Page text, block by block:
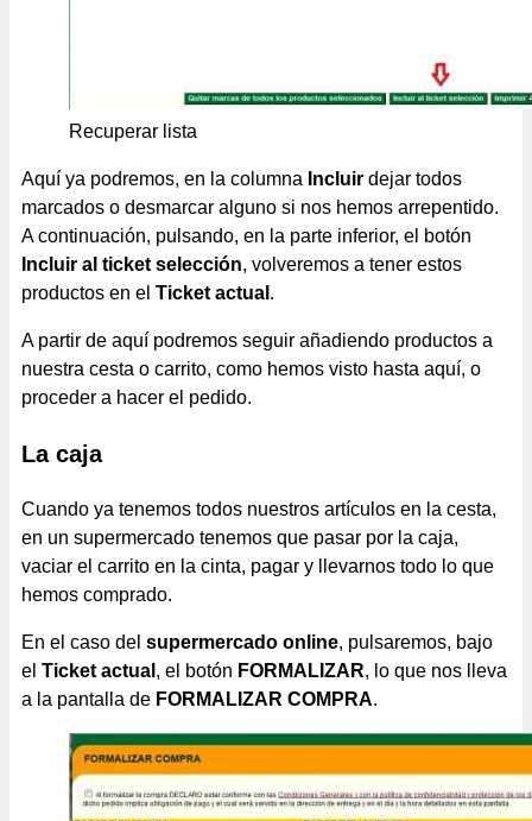
Recuperar lista
Aquí ya podremos, en la columna Incluir dejar todos
marcados o desmarcar alguno si nos hemos arrepentido.
A continuación, pulsando, en la parte inferior, el botón
Incluir al ticket selección, volveremos a tener estos
productos en el Ticket actual .
A partir de aquí podremos seguir añadiendo productos a
nuestra cesta o carrito, como hemos visto hasta aquí, o
proceder a hacer el pedido.
La caja
Cuando ya tenemos todos nuestros artículos en la cesta,
en un supermercado tenemos que pasar por la caja,
vaciar el carrito en la cinta, pagar y llevarnos todo lo que
hemos comprado.
En el caso del supermercado online, pulsaremos, bajo
el Ticket actual , el botón FORMALIZAR, lo que nos lleva
a la pantalla de FORMALIZAR COMPRA.